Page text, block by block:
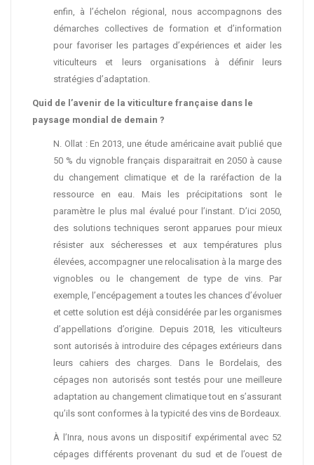
enfin, à l’échelon régional, nous accompagnons des
démarches collectives de formation et d’information
pour favoriser les partages d’expériences et aider les
viticulteurs et leurs organisations à définir leurs
stratégies d’adaptation.
Quid de l’avenir de la viticulture française dans le
paysage mondial de demain ?
N. Ollat : En 2013, une étude américaine avait publié que
50 % du vignoble français disparaitrait en 2050 à cause
du changement climatique et de la raréfaction de la
ressource en eau. Mais les précipitations sont le
paramètre le plus mal évalué pour l’instant. D’ici 2050,
des solutions techniques seront apparues pour mieux
résister aux sécheresses et aux températures plus
élevées, accompagner une relocalisation à la marge des
vignobles ou le changement de type de vins. Par
exemple, l’encépagement a toutes les chances d’évoluer
et cette solution est déjà considérée par les organismes
d’appellations d’origine. Depuis 2018, les viticulteurs
sont autorisés à introduire des cépages extérieurs dans
leurs cahiers des charges. Dans le Bordelais, des
cépages non autorisés sont testés pour une meilleure
adaptation au changement climatique tout en s’assurant
qu’ils sont conformes à la typicité des vins de Bordeaux.
À l’Inra, nous avons un dispositif expérimental avec 52
cépages différents provenant du sud et de l’ouest de